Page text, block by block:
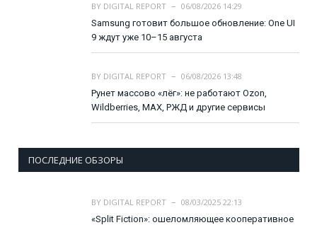
BY DIGITAL REPORT
06/08/2026 14:29
Samsung готовит большое обновление: One UI
9 ждут уже 10–15 августа
BY DIGITAL REPORT
06/08/2026 13:48
Рунет массово «лёг»: не работают Ozon,
Wildberries, MAX, РЖД и другие сервисы
ПОСЛЕДНИЕ ОБЗОРЫ
BY DIGITAL REPORT
08/03/2025 22:13
«Split Fiction»: ошеломляющее кооперативное